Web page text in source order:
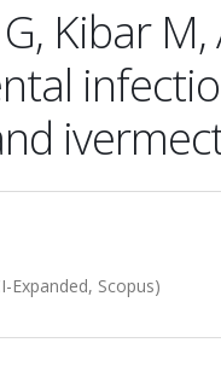
Kibar
Expanded, Scopus)